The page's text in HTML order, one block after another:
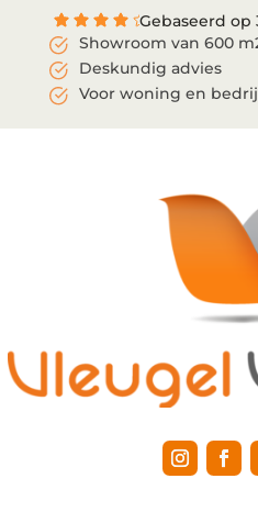
Gebaseerd
Showroom van 600
Deskundig advies
Voor woning en